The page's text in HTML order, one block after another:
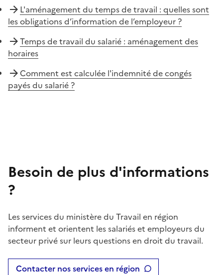
L'aménagement du temps de travail : quelles sont
les obligations d’information de l’employeur ?
Temps de travail du salarié : aménagement des
horaires
Comment est calculée l'indemnité de congés
payés du salarié ?
Besoin de plus d'informations
?
Les services du ministère du Travail en région
informent et orientent les salariés et employeurs du
secteur privé sur leurs questions en droit du travail.
Contacter nos services en région